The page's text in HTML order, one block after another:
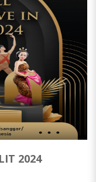
2024